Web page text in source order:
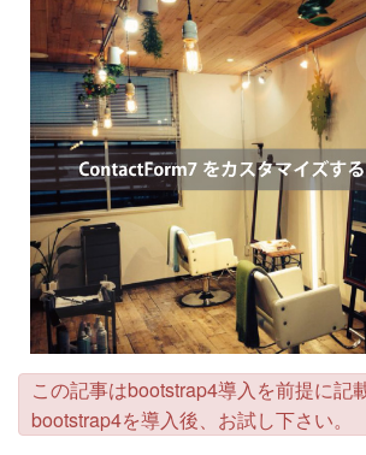
この記事はbootstrap4導入を前提に記
bootstrap4を導入後、お試し下さい。